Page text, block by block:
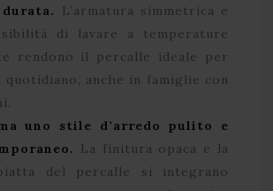
L’armatura simmetrica e
di lavare a temperature
rendono il percalle ideale per
quotidiano, anche in famiglie con
uno stile d’arredo pulito e
La finitura opaca e la
del percalle si integrano